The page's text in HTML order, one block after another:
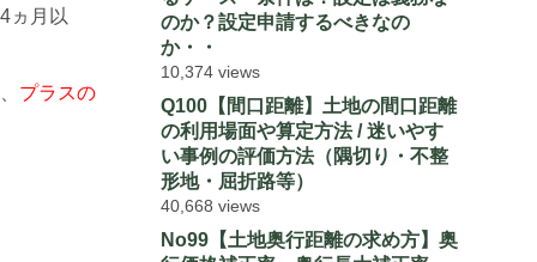
ヵ月以
プラスの
のか？設定申請するべきなの
か・・
10,374 views
Q100【間口距離】土地の間口距離
の利用場面や算定方法 / 迷いやす
い事例の評価方法（隅切り・不整
形地・屈折路等）
40,668 views
No99【土地奥行距離の求め方】奥